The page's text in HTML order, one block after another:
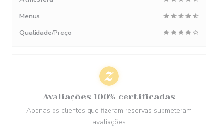
Menus
Qualidade/Preço
Avaliações 100% certificadas
Apenas os clientes que fizeram reservas submeteram
avaliações